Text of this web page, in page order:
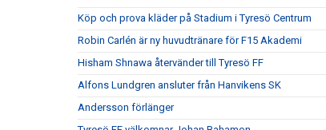
Köp och prova kläder på Stadium i Tyresö Centrum
Robin Carlén är ny huvudtränare för F15 Akademi
Hisham Shnawa återvänder till Tyresö FF
Alfons Lundgren ansluter från Hanvikens SK
Andersson förlänger